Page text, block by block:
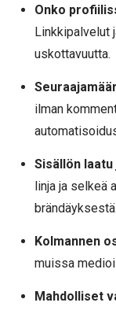
Onko
Linkkipalvelut
uskottavuutta.
ilman
Sisällön
linja ja
brändäyksestä.
Kolmannen
muissa
Mahdolliset